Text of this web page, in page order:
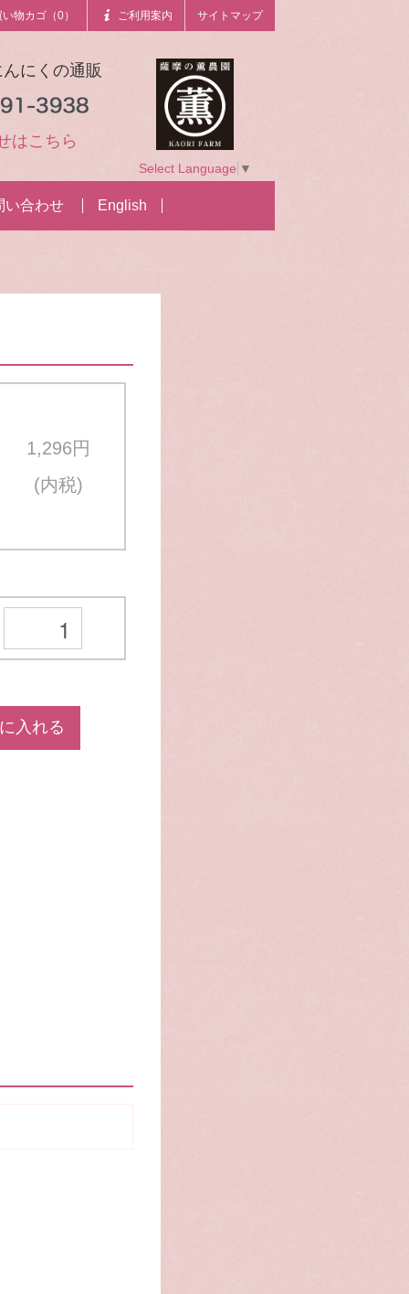
サイトマップ
ご利用案内
い物カゴ（0）
にくの通販
はこちら
Select Language ▼
い合わせ English
1,296円
(内税)
入れる